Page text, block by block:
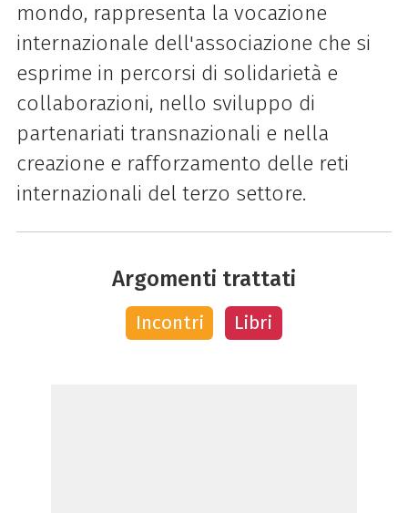
mondo, rappresenta la vocazione
internazionale dell'associazione che si
esprime in percorsi di solidarietà e
collaborazioni, nello sviluppo di
partenariati transnazionali e nella
creazione e rafforzamento delle reti
internazionali del terzo settore.
Argomenti trattati
Incontri Libri